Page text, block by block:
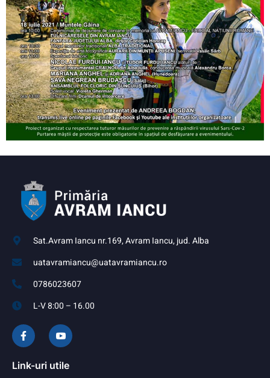
Sat.Avram Iancu nr.169, Avram Iancu, jud. Alba
uatavramiancu@uatavramiancu.ro
0786023607
L-V 8:00 – 16.00
Link-uri utile